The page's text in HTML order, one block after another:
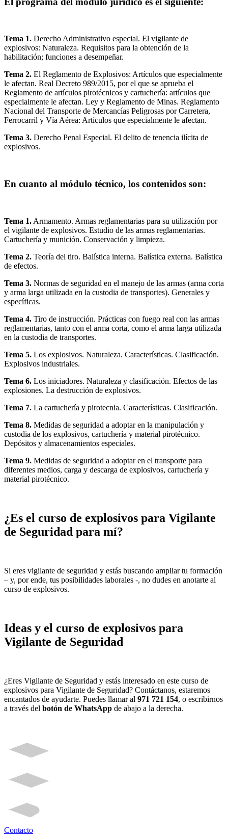
Tema 1. Derecho Administrativo especial. El vigilante de
explosivos: Naturaleza. Requisitos para la obtención de la
habilitación; funciones a desempeñar.
Tema 2. El Reglamento de Explosivos: Artículos que especialmente
le afectan. Real Decreto 989/2015, por el que se aprueba el
Reglamento de artículos pirotécnicos y cartuchería: artículos que
especialmente le afectan. Ley y Reglamento de Minas. Reglamento
Nacional del Transporte de Mercancías Peligrosas por Carretera,
Ferrocarril y Vía Aérea: Artículos que especialmente le afectan.
Tema 3. Derecho Penal Especial. El delito de tenencia ilícita de
explosivos.
En cuanto al módulo técnico, los contenidos son:
Tema 1. Armamento. Armas reglamentarias para su utilización por
el vigilante de explosivos. Estudio de las armas reglamentarias.
Cartuchería y munición. Conservación y limpieza.
Tema 2. Teoría del tiro. Balística interna. Balística externa. Balística
de efectos.
Tema 3. Normas de seguridad en el manejo de las armas (arma corta
y arma larga utilizada en la custodia de transportes). Generales y
específicas.
Tema 4. Tiro de instrucción. Prácticas con fuego real con las armas
reglamentarias, tanto con el arma corta, como el arma larga utilizada
en la custodia de transportes.
Tema 5. Los explosivos. Naturaleza. Características. Clasificación.
Explosivos industriales.
Tema 6. Los iniciadores. Naturaleza y clasificación. Efectos de las
explosiones. La destrucción de explosivos.
Tema 7. La cartuchería y pirotecnia. Características. Clasificación.
Tema 8. Medidas de seguridad a adoptar en la manipulación y
custodia de los explosivos, cartuchería y material pirotécnico.
Depósitos y almacenamientos especiales.
Tema 9. Medidas de seguridad a adoptar en el transporte para
diferentes medios, carga y descarga de explosivos, cartuchería y
material pirotécnico.
¿Es el curso de explosivos para Vigilante
de Seguridad para mí?
Si eres vigilante de seguridad y estás buscando ampliar tu formación
– y, por ende, tus posibilidades laborales -, no dudes en anotarte al
curso de explosivos.
Ideas y el curso de explosivos para
Vigilante de Seguridad
¿Eres Vigilante de Seguridad y estás interesado en este curso de
explosivos para Vigilante de Seguridad? Contáctanos, estaremos
encantados de ayudarte. Puedes llamar al 971 721 154, o escribirnos
a través del botón de WhatsApp de abajo a la derecha.
Contacto